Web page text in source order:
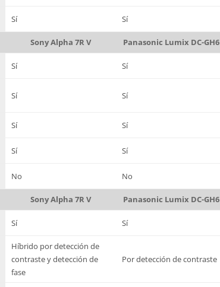
Sí Sí
Sony Alpha 7R V Panasonic Lumix DC-GH6
Sí Sí
Sí Sí
Sí Sí
Sí Sí
No No
Sony Alpha 7R V Panasonic Lumix DC-GH6
Sí Sí
Híbrido por detección de
contraste y detección de
fase
Por detección de contraste